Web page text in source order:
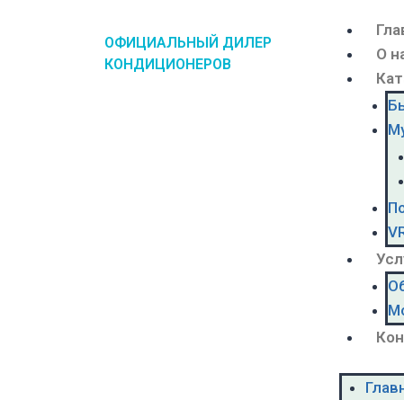
ОФИЦИАЛЬНЫЙ ДИЛЕР
КОНДИЦИОНЕРОВ
О